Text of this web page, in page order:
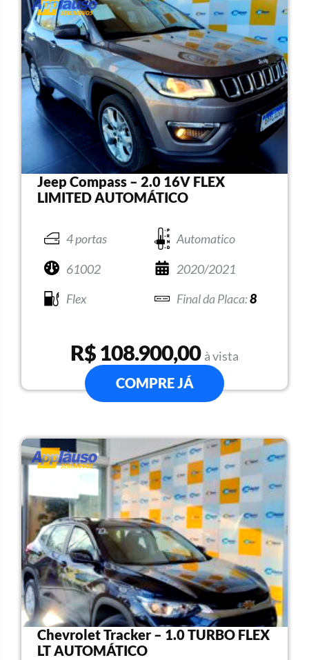
Jeep Compass – 2.0 16V FLEX
LIMITED AUTOMÁTICO
4 portas
Automatico
61002
2020/2021
Flex
8
R$ 108.900,00 à vista
COMPRE JÁ
Chevrolet Tracker – 1.0 TURBO FLEX
LT AUTOMÁTICO